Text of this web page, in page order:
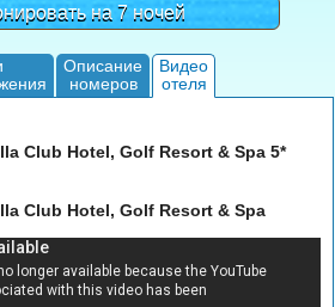
на 7 ночей
Описание
номеров
Видео
отеля
Club Hotel, Golf Resort & Spa 5*
Club Hotel, Golf Resort & Spa